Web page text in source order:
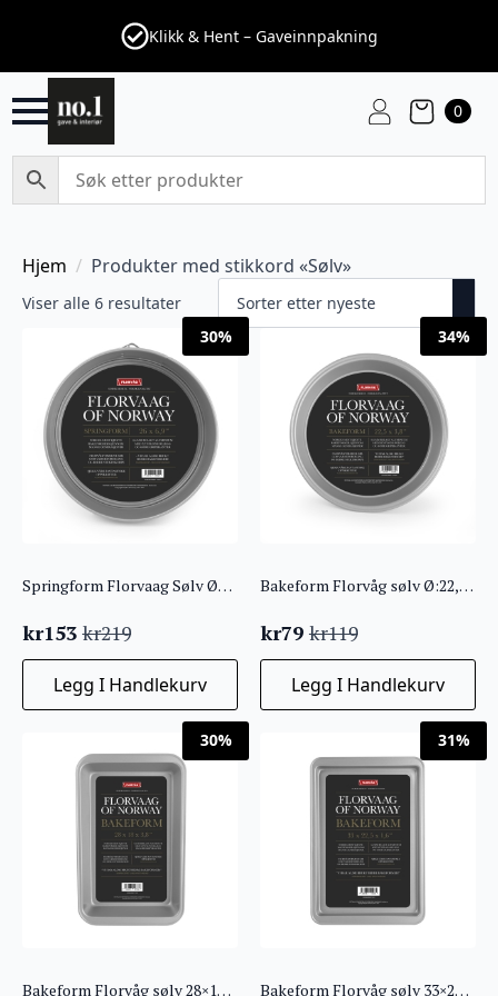
Klikk & Hent – Gaveinnpakning
0
Hjem Produkter med stikkord «Sølv»
Viser alle 6 resultaterSortert
etter
nyeste
30%
Springform Florvaag Sølv Ø26cm
kr219
Opprinnelig
pris
var:
kr219.
kr153
Nåværende
pris
kr153.
Legg I Handlekurv
34%
Bakeform Florvåg sølv Ø:22,5 cm
kr119
Opprinnelig
pris
var:
kr119.
kr79
Nåværende
pris
kr79.
Legg I Handlekurv
30%
Bakeform Florvåg sølv 28×18 cm
31%
Bakeform Florvåg sølv 33×22,5 cm